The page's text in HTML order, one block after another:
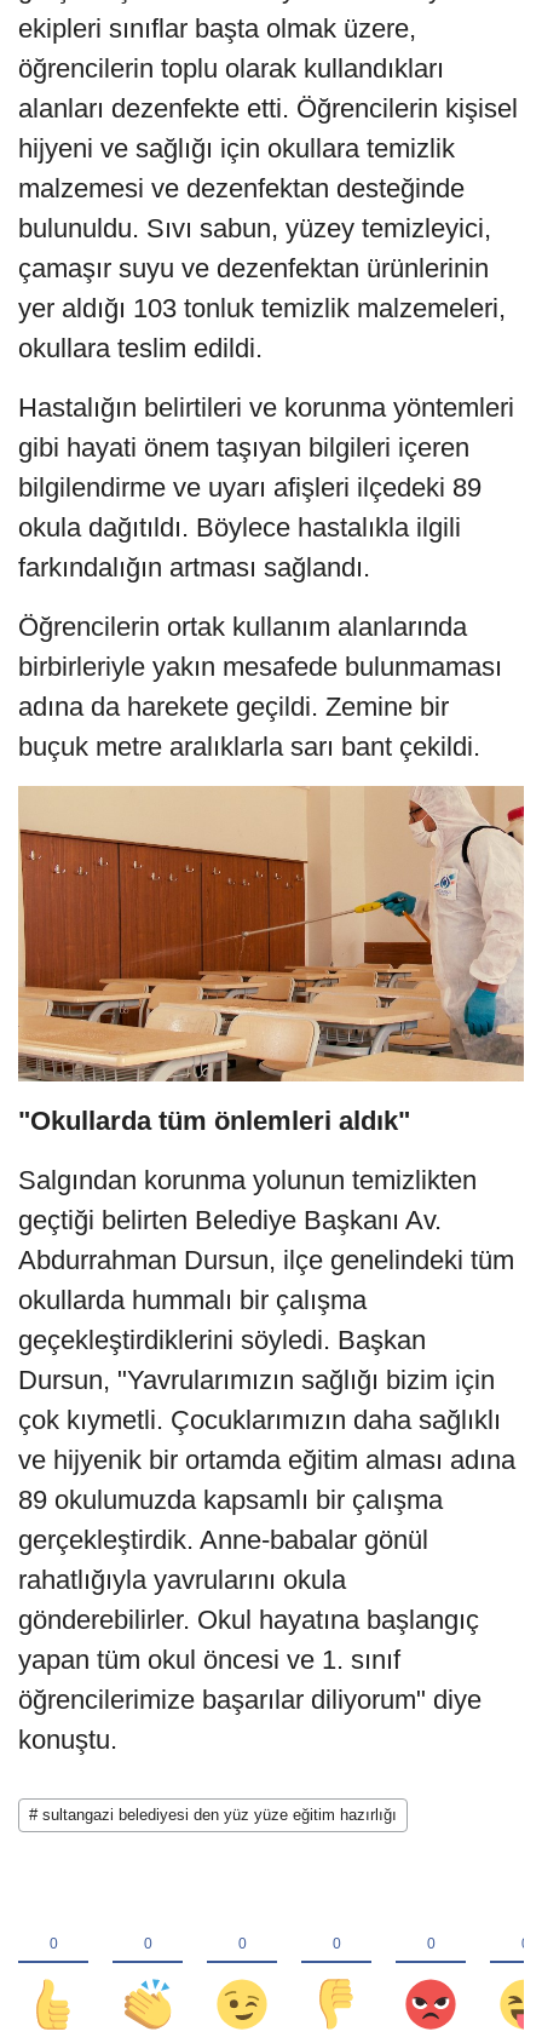
ekipleri sınıflar başta olmak üzere,
öğrencilerin toplu olarak kullandıkları
alanları dezenfekte etti. Öğrencilerin kişisel
hijyeni ve sağlığı için okullara temizlik
malzemesi ve dezenfektan desteğinde
bulunuldu. Sıvı sabun, yüzey temizleyici,
çamaşır suyu ve dezenfektan ürünlerinin
yer aldığı 103 tonluk temizlik malzemeleri,
okullara teslim edildi.
Hastalığın belirtileri ve korunma yöntemleri
gibi hayati önem taşıyan bilgileri içeren
bilgilendirme ve uyarı afişleri ilçedeki 89
okula dağıtıldı. Böylece hastalıkla ilgili
farkındalığın artması sağlandı.
Öğrencilerin ortak kullanım alanlarında
birbirleriyle yakın mesafede bulunmaması
adına da harekete geçildi. Zemine bir
buçuk metre aralıklarla sarı bant çekildi.
"Okullarda tüm önlemleri aldık"
Salgından korunma yolunun temizlikten
geçtiği belirten Belediye Başkanı Av.
Abdurrahman Dursun, ilçe genelindeki tüm
okullarda hummalı bir çalışma
geçekleştirdiklerini söyledi. Başkan
Dursun, "Yavrularımızın sağlığı bizim için
çok kıymetli. Çocuklarımızın daha sağlıklı
ve hijyenik bir ortamda eğitim alması adına
89 okulumuzda kapsamlı bir çalışma
gerçekleştirdik. Anne-babalar gönül
rahatlığıyla yavrularını okula
gönderebilirler. Okul hayatına başlangıç
yapan tüm okul öncesi ve 1. sınıf
öğrencilerimize başarılar diliyorum" diye
konuştu.
# sultangazi belediyesi den yüz yüze eğitim hazırlığı